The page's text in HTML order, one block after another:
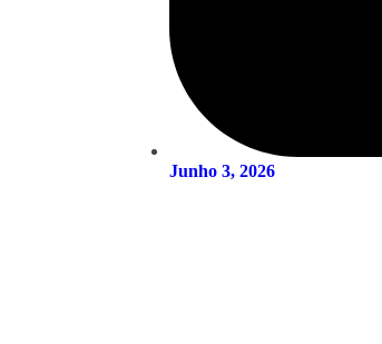
Junho 3, 2026